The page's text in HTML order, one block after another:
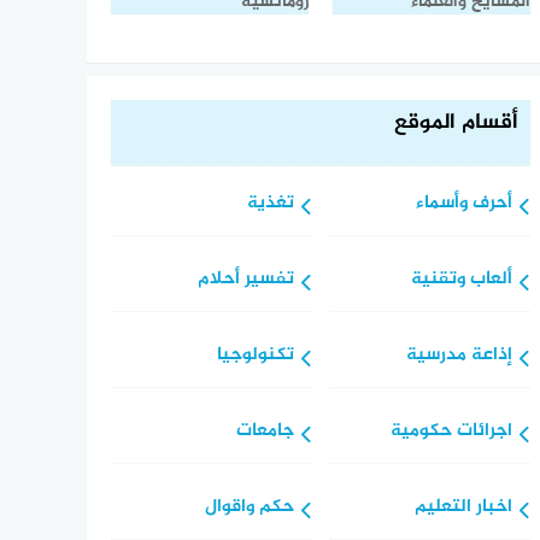
أقسام الموقع
أحرف وأسماء
ألعاب وتقنية
إذاعة مدرسية
اجرائات حكومية
اخبار التعليم
تغذية
تفسير أحلام
تكنولوجيا
جامعات
حكم واقوال